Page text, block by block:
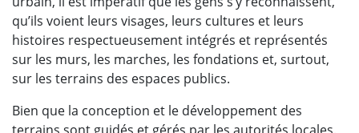
qu’ils voient leurs visages, leurs cultures et leurs
histoires respectueusement intégrés et représentés
sur les murs, les marches, les fondations et, surtout,
sur les terrains des espaces publics.
Bien que la conception et le développement des